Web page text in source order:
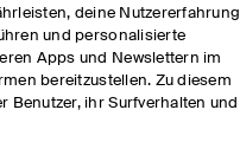
deine Nutzererfahrung
und personalisierte
Apps und Newslettern im
bereitzustellen. Zu diesem
Benutzer, ihr Surfverhalten und